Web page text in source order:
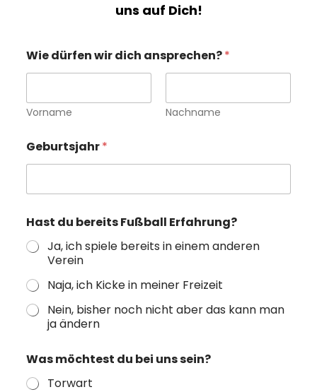
uns auf Dich!
Wie dürfen wir dich ansprechen?*
Vorname Nachname
c
h
n
i
c
h
W
e
Geburtsjahr*
Hast du bereits Fußball Erfahrung?
Ja, ich spiele bereits in einem anderen
Verein
Naja, ich Kicke in meiner Freizeit
Nein, bisher noch nicht aber das kann man
ja ändern
Was möchtest du bei uns sein?
Torwart